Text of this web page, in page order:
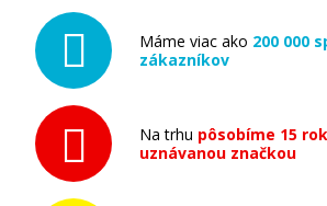
Máme viac ako 200 000
zákazníkov
Na trhu pôsobíme 15
uznávanou značkou